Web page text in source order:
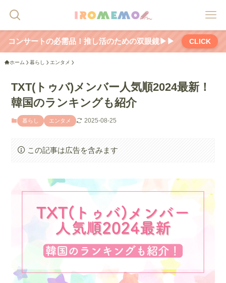
コンサートの必需品！推し活のための双眼鏡▶▶ CLICK
ホーム 暮らし エンタメ
TXT(トゥバ)メンバー人気順2024最新！
韓国のランキングも紹介
暮らし エンタメ 2025-08-25
この記事は広告を含みます